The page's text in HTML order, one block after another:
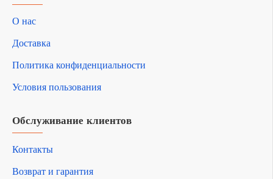
О нас
Доставка
Политика конфиденциальности
Условия пользования
Обслуживание клиентов
Контакты
Возврат и гарантия